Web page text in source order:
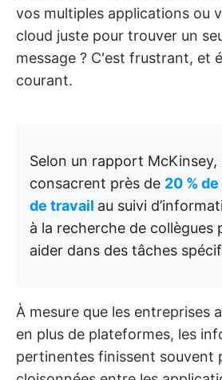
vos multiples applications ou
cloud juste pour trouver un
message ? C'est frustrant, et
courant.
Selon un rapport McKinsey,
consacrent près de 20 %
de travail au suivi
à la recherche de collègues
aider dans des tâches
À mesure que les entreprises
en plus de plateformes, les
pertinentes finissent souvent